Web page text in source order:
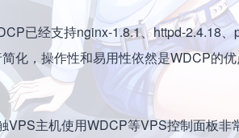
已经支持nginx-1.8.1、httpd-2.4.18、
化，操作性和易用性依然是WDCP的
VPS主机使用WDCP等VPS控制面板